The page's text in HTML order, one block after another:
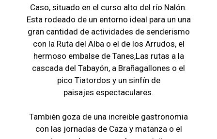
Caso, situado en el curso alto del río Nalón.
Esta rodeado de un entorno ideal para un una
gran cantidad de actividades de senderismo
con la Ruta del Alba o el de los Arrudos, el
hermoso embalse de Tanes,Las rutas a la
cascada del Tabayón, a Brañagallones o el
pico Tiatordos y un sinfín de
paisajes espectaculares.
También goza de una increible gastronomia
con las jornadas de Caza y matanza o el